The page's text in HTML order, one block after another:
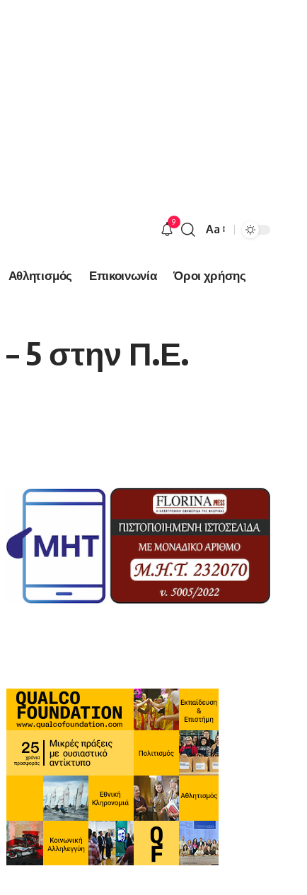
9
Font
Aa
Αθλητισμός Επικοινωνία Όροι χρήσης
5 στην Π.Ε.